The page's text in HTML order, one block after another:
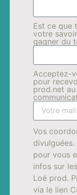
Est ce que
votre
gagner du
Acceptez-
pour
prod.net
Vos
pour vous
infos sur
Loé prod.
via le lien